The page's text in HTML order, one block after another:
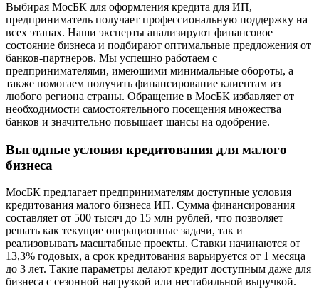
Выбирая МосБК для оформления кредита для ИП,
предприниматель получает профессиональную поддержку на
всех этапах. Наши эксперты анализируют финансовое
состояние бизнеса и подбирают оптимальные предложения от
банков-партнеров. Мы успешно работаем с
предпринимателями, имеющими минимальные обороты, а
также помогаем получить финансирование клиентам из
любого региона страны. Обращение в МосБК избавляет от
необходимости самостоятельного посещения множества
банков и значительно повышает шансы на одобрение.
Выгодные условия кредитования для малого
бизнеса
МосБК предлагает предпринимателям доступные условия
кредитования малого бизнеса ИП. Сумма финансирования
составляет от 500 тысяч до 15 млн рублей, что позволяет
решать как текущие операционные задачи, так и
реализовывать масштабные проекты. Ставки начинаются от
13,3% годовых, а срок кредитования варьируется от 1 месяца
до 3 лет. Такие параметры делают кредит доступным даже для
бизнеса с сезонной нагрузкой или нестабильной выручкой.